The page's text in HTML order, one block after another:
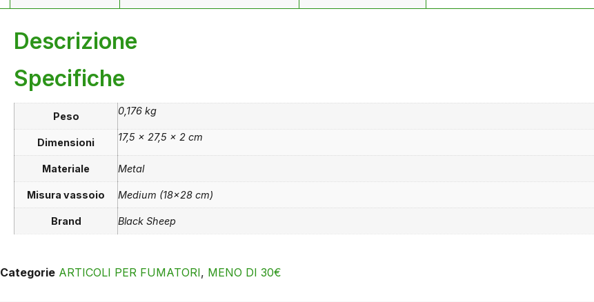
Descrizione
Specifiche
Peso 0,176 kg
Dimensioni 17,5 × 27,5 × 2 cm
Materiale Metal
Misura vassoio Medium (18×28 cm)
Brand Black Sheep
Categorie ARTICOLI PER FUMATORI, MENO DI 30€